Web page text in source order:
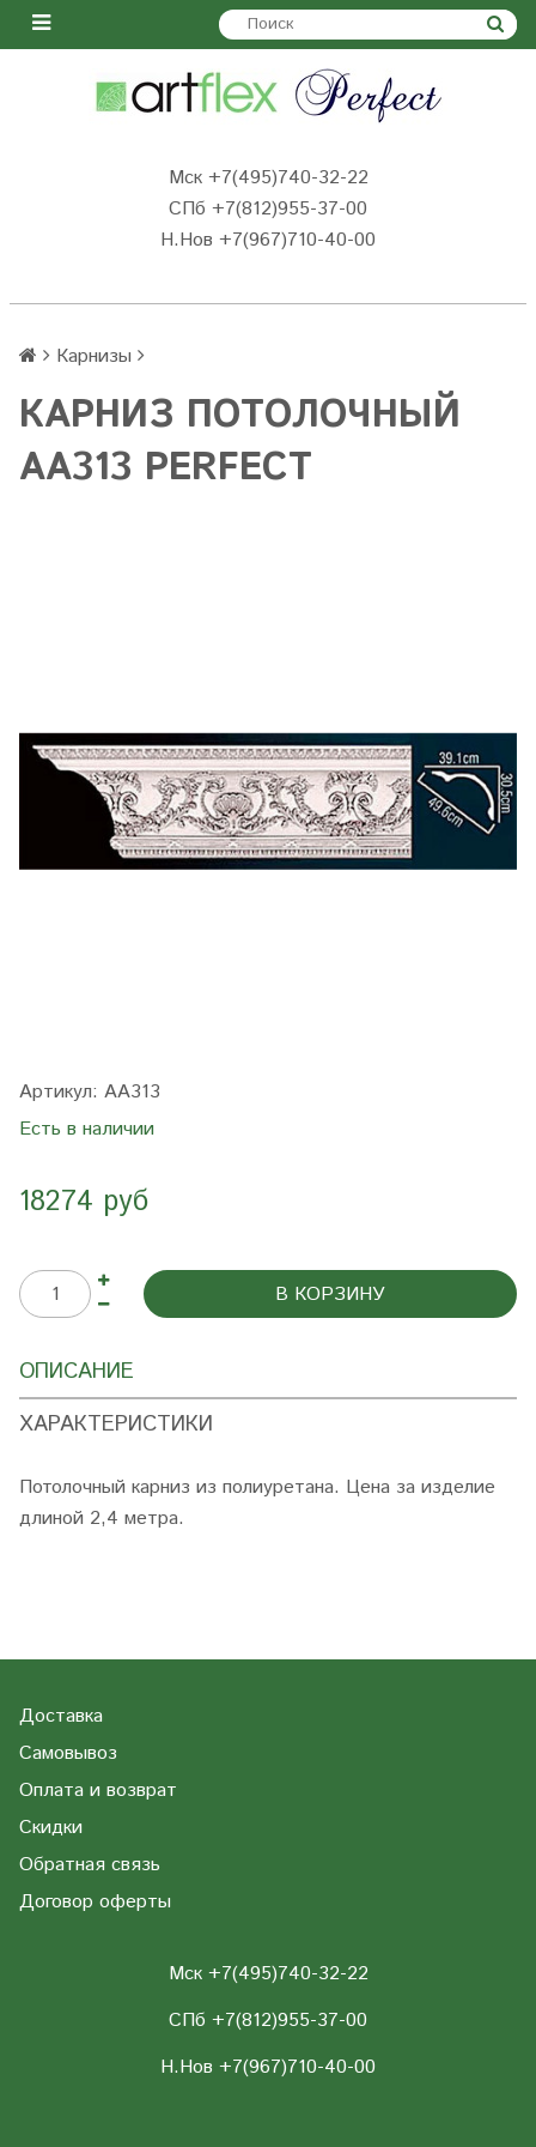
Мск +7(495)740-32-22
СПб +7(812)955-37-00
Н.Нов +7(967)710-40-00
Карнизы
КАРНИЗ ПОТОЛОЧНЫЙ
AA313 PERFECT
Артикул: AA313
Есть в наличии
18274 руб
В КОРЗИНУ
ОПИСАНИЕ
ХАРАКТЕРИСТИКИ
Потолочный карниз из полиуретана. Цена за изделие
длиной 2,4 метра.
Доставка
Самовывоз
Оплата и возврат
Скидки
Обратная связь
Договор оферты
Мск +7(495)740-32-22
СПб +7(812)955-37-00
Н.Нов +7(967)710-40-00